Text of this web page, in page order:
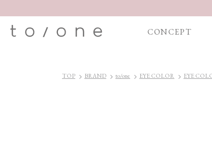
CONCEPT
TOP BRAND to/one EYE COLOR EYE